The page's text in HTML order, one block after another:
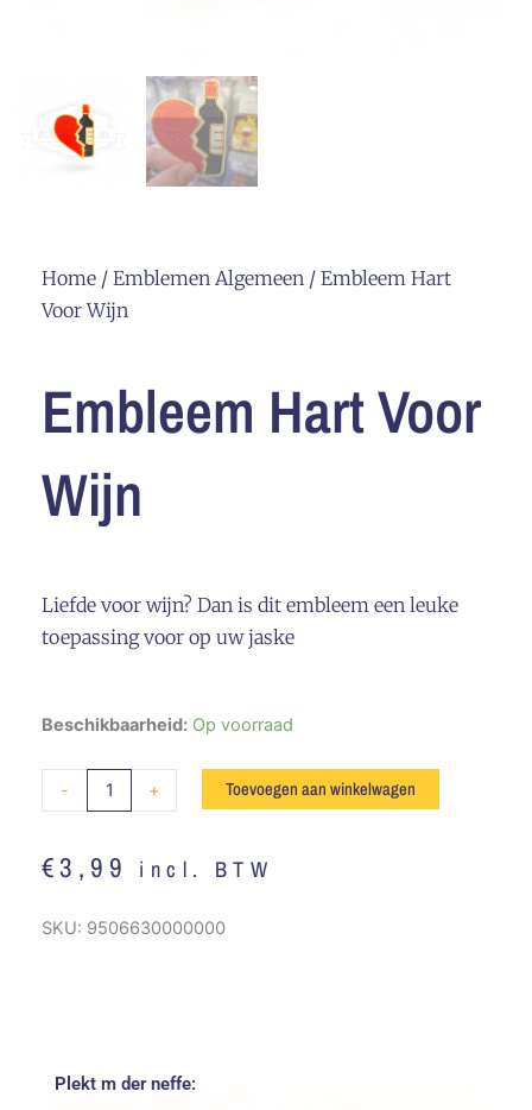
Home / Emblemen Algemeen / Embleem Hart
Voor Wijn
Embleem Hart Voor
Wijn
Liefde voor wijn? Dan is dit embleem een leuke
toepassing voor op uw jaske
Beschikbaarheid: Op voorraad
-
Embleem
Wijn
+ Toevoegen aan winkelwagen
€3,99 incl. BTW
SKU: 9506630000000
Plekt m der neffe: